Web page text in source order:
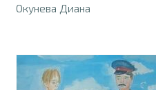
Окунева Диана